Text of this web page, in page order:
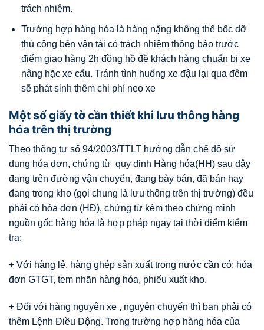
trách nhiệm.
Trường hợp hàng hóa là hàng nặng không thể bốc dỡ
thủ công bên vận tải có trách nhiệm thông báo trước
điểm giao hàng 2h đồng hồ đề khách hàng chuẩn bị xe
nâng hặc xe cẩu. Tránh tình huống xe đậu lại qua đêm
sẽ phát sinh thêm chi phí neo xe
Một số giấy tờ cần thiết khi lưu thông hàng
hóa trên thị trường
Theo thông tư số 94/2003/TTLT hướng dẫn chế độ sử
dụng hóa đơn, chứng từ quy định Hàng hóa(HH) sau đây
đang trên đường vận chuyển, đang bày bán, đã bán hay
đang trong kho (gọi chung là lưu thông trên thị trường) đều
phải có hóa đơn (HĐ), chứng từ kèm theo chứng minh
nguồn gốc hàng hóa là hợp pháp ngay tại thời điểm kiểm
tra:
+ Với hàng lẻ, hàng ghép sản xuất trong nước cần có: hóa
đơn GTGT, tem nhãn hàng hóa, phiếu xuất kho.
+ Đối với hàng nguyên xe , nguyên chuyến thì bạn phải có
thêm Lệnh Điều Động. Trong trường hợp hàng hóa của